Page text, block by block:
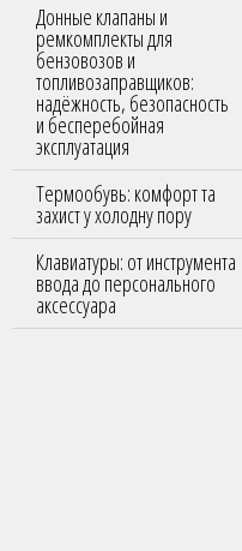
Донные клапаны и
ремкомплекты для
бензовозов и
топливозаправщиков:
надёжность, безопасность
и бесперебойная
эксплуатация
Термообувь: комфорт та
захист у холодну пору
Клавиатуры: от инструмента
ввода до персонального
аксессуара